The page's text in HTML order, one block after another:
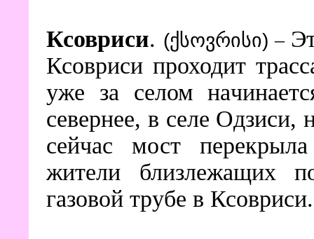
Ксовриси. (ქსოვრისი) –
Ксовриси проходит
уже за селом
севернее, в селе Одзиси,
сейчас мост
жители близлежащих
газовой трубе в